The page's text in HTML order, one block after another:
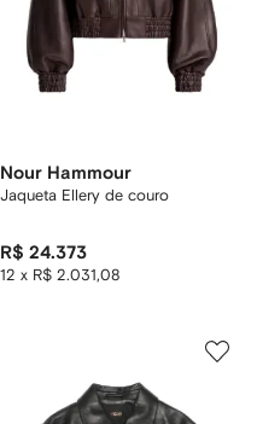
Nour Hammour
Jaqueta Ellery de couro
R$ 24.373
12 x R$ 2.031,08